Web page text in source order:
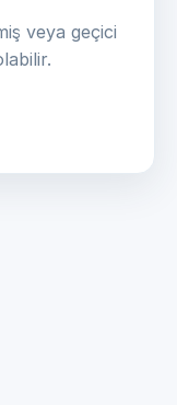
veya geçici